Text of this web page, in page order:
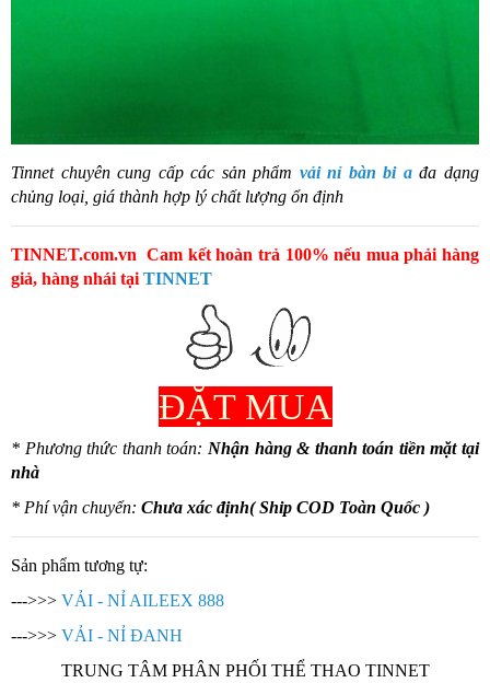
Tinnet chuyên cung cấp các sản phẩm vải nỉ bàn bi ađa dạng
chủng loại, giá thành hợp lý chất lượng ổn định
TINNET.com.vn Cam kết hoàn trả 100% nếu mua phải hàng
giả, hàng nhái tại TINNET
ĐẶT MUA
* Phương thức thanh toán: Nhận hàng & thanh toán tiền mặt tại
nhà
* Phí vận chuyển: Chưa xác định( Ship COD Toàn Quốc )
Sản phẩm tương tự:
--->>> VẢI - NỈ AILEEX 888
--->>> VẢI - NỈ ĐANH
TRUNG TÂM PHÂN PHỐI THỂ THAO TINNET